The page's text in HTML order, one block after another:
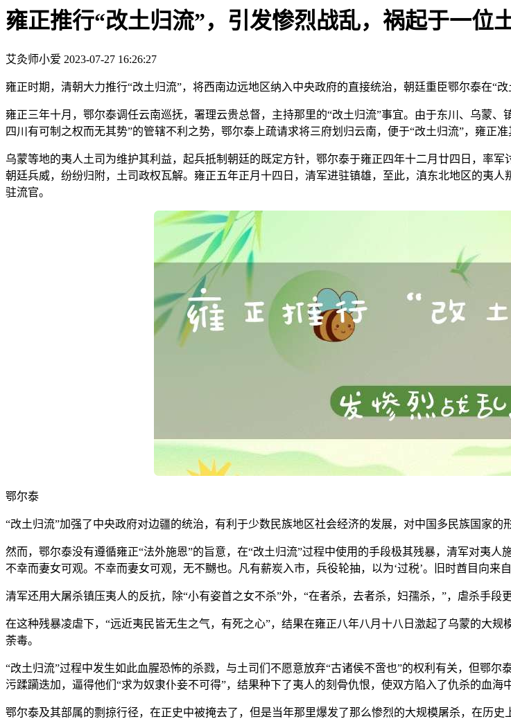
雍正推行“改土归流”，引发惨烈战乱，祸起于一位
艾灸师小爱 2023-07-27 16:26:27
雍正时期，清朝大力推行“改土归流”，将西南边远地区纳入中央政府的直接统治，朝廷重臣鄂尔泰在“改
雍正三年十月，鄂尔泰调任云南巡抚，署理云贵总督，主持那里的“改土归流”事宜。由于东川、乌蒙
四川有可制之权而无其势”的管辖不利之势，鄂尔泰上疏请求将三府划归云南，便于“改土归流”，雍正准
乌蒙等地的夷人土司为维护其利益，起兵抵制朝廷的既定方针，鄂尔泰于雍正四年十二月廿四日，率
朝廷兵威，纷纷归附，土司政权瓦解。雍正五年正月十四日，清军进驻镇雄，至此，滇东北地区的夷
驻流官。
鄂尔泰
“改土归流”加强了中央政府对边疆的统治，有利于少数民族地区社会经济的发展，对中国多民族国家的
然而，鄂尔泰没有遵循雍正“法外施恩”的旨意，在“改土归流”过程中使用的手段极其残暴，清军对夷
不幸而妻女可观。不幸而妻女可观，无不嬲也。凡有薪炭入市，兵役轮抽，以为‘过税’。旧时酋目向
清军还用大屠杀镇压夷人的反抗，除“小有姿首之女不杀”外，“在者杀，去者杀，妇孺杀，”，虐杀手
在这种残暴凌虐下，“远近夷民皆无生之气，有死之心”，结果在雍正八年八月十八日激起了乌蒙的大
荼毒。
“改土归流”过程中发生如此血腥恐怖的杀戮，与土司们不愿意放弃“古诸侯不啻也”的权利有关，但鄂
污蹂躏迭加，逼得他们“求为奴隶仆妾不可得”，结果种下了夷人的刻骨仇恨，使双方陷入了仇杀的血海中
鄂尔泰及其部属的剽掠行径，在正史中被掩去了，但是当年那里爆发了那么惨烈的大规模屠杀，在历